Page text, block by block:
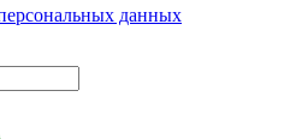
данных